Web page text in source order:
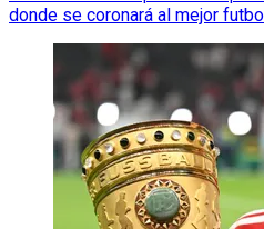
donde se coronará al mejor